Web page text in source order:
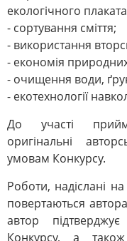
екологічного
- сортування сміття;
- використання
- економія
- очищення води,
- екотехнології
До участі
оригінальні
умовам Конкурсу.
Роботи, надіслані
повертаються
автор
Конкурсу, а